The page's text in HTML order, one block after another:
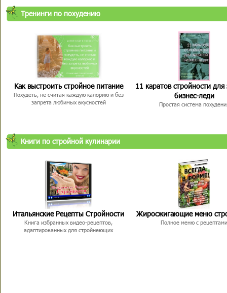
Тренинги по похудению
Как выстроить стройное питание
Похудеть, не считая каждую калорию и без
запрета любимых вкусностей
11 каратов стройности для
бизнес-леди
Простая система
Книги по стройной кулинарии
Итальянские Рецепты Стройности
Книга избранных видео-рецептов,
адаптированных для стройнеющих
Жиросжигающие меню
Полное меню с рецептами